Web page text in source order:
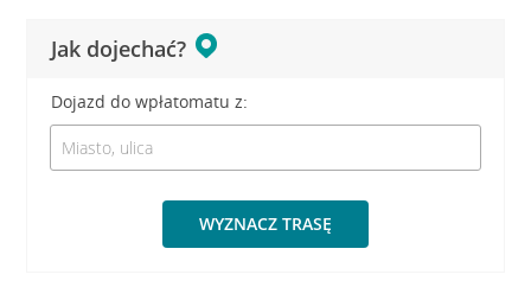
Jak dojechać?
Dojazd do wpłatomatu z:
WYZNACZ TRASĘ